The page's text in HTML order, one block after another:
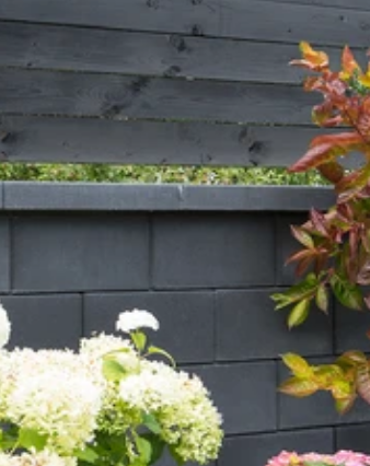
Nezbytně nutné soubory
Nezbytně nutné soubory cookie umožňují základní funkce
stránky nelze bez nezbytně nutných souborů cookie správně
Název
Poskytovatel /
Vyprší
.ferobet.cz
5 měsíců
4 týdny
laravel_session
Laravel LLC
plotova-
kalkulacka.ferobet.cz
Zavřením
prohlížeče
udid .ferobet.cz
4 týdny 2
dny
Zásadách ochrany osobních údajů společnosti